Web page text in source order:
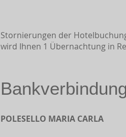
Stornierungen der
wird Ihnen 1 Übernachtung in
POLESELLO MARIA CARLA